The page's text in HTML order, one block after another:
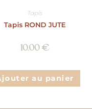
Tapis
Tapis ROND JUTE
10.00 €
au panier